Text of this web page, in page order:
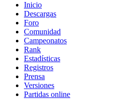
Inicio
Descargas
Foro
Comunidad
Campeonatos
Rank
Estadísticas
Registros
Prensa
Versiones
Partidas online